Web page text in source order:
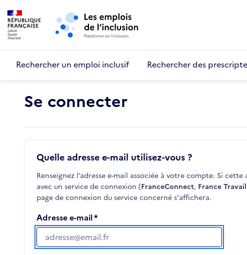
Aller au menu principal
Rechercher un emploi inclusif Rechercher des
Se connecter
Quelle adresse e-mail utilisez-vous ?
Renseignez l’adresse e-mail associée à votre compte. Si cette
avec un service de connexion (FranceConnect, France Travail
page de connexion du service concerné s'affichera.
Adresse e-mail
Adresse e-mail